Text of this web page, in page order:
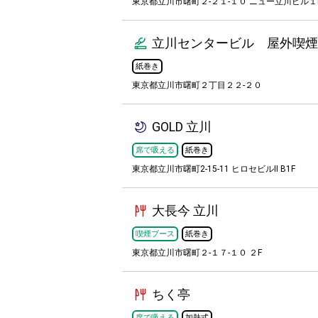
立川センタービル 屋外喫
紙巻き
東京都立川市曙町２丁目２２-２０
GOLD 立川
席で吸える 紙巻き
東京都立川市曙町2-15-11 ヒロセビルⅡ B1F
大長今 立川
喫煙ブース 紙巻き
東京都立川市曙町２-１７-１０ ２F
ちく亭